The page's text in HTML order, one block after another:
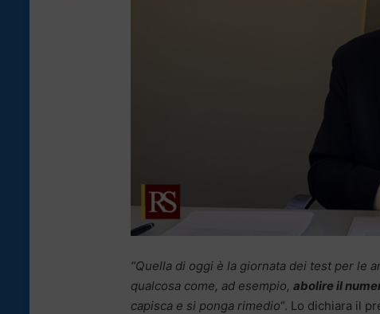
“Quella di oggi è la giornata dei test per le
qualcosa come, ad esempio, abolire il
capisca e si ponga rimedio“. Lo dichiara il